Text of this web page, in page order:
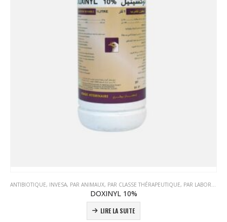
ANTIBIOTIQUE, INVESA, PAR ANIMAUX, PAR CLASSE THÉRAPEUTIQUE, PAR LABORATOIRE
DOXINYL 10%
LIRE LA SUITE